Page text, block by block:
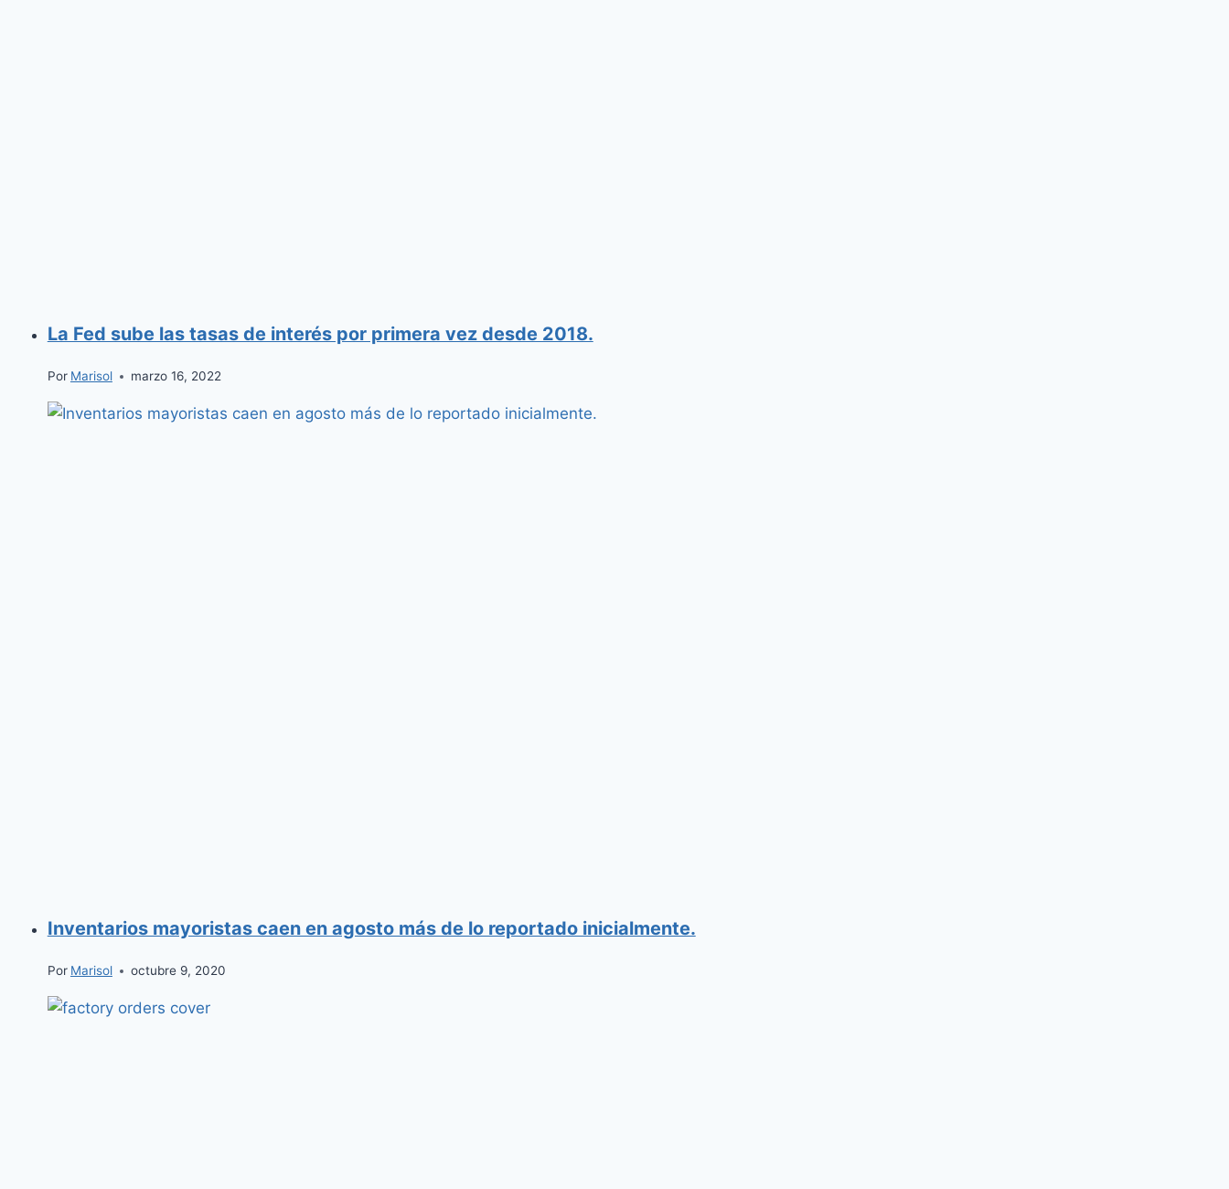
La Fed sube las tasas de interés por primera vez desde 2018.
Por Marisol marzo 16, 2022
Inventarios mayoristas caen en agosto más de lo reportado inicialmente.
Por Marisol octubre 9, 2020